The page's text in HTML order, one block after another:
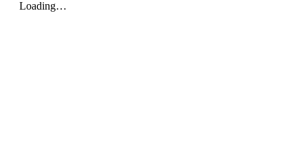
بحوث في مجالات اخرى